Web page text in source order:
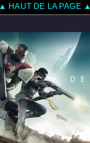
▲ HAUT DE LA PAGE ▲